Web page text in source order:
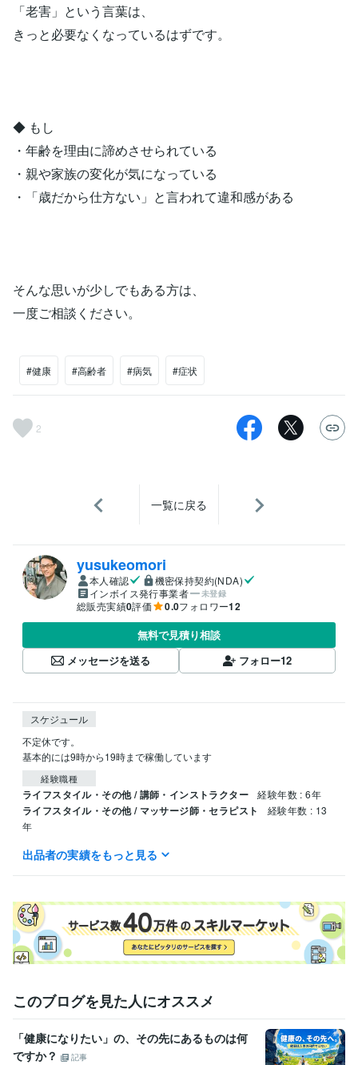
「老害」という言葉は、
きっと必要なくなっているはずです。
◆ もし
・年齢を理由に諦めさせられている
・親や家族の変化が気になっている
・「歳だから仕方ない」と言われて違和感がある
そんな思いが少しでもある方は、
一度ご相談ください。
#健康 #高齢者 #病気 #症状
2
一覧に戻る
yusukeomori
本人確認
機密保持契約(NDA)
インボイス発行事業者
未登録
総販売実績0評価 0.0フォロワー12
無料で見積り相談
メッセージを送る
フォロー12
スケジュール
不定休です。
基本的には9時から19時まで稼働しています
経験職種
ライフスタイル・その他 / 講師・インストラクター 経験年数 : 6年
ライフスタイル・その他 / マッサージ師・セラピスト
経験年数 : 13
年
資格・検定
信州医療福祉専門学校 2010年3月 ~ 2012年2月
帝京大学 1994年3月 ~ 1997年2月
出品者の実績をもっと見る
このブログを見た人にオススメ
「健康になりたい」の、その先にあるものは何
ですか？
記事